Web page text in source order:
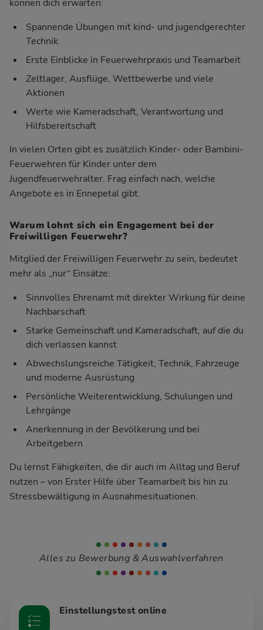
können dich erwarten:
Spannende Übungen mit kind- und jugendgerechter
Technik
Erste Einblicke in Feuerwehrpraxis und Teamarbeit
Zeltlager, Ausflüge, Wettbewerbe und viele
Aktionen
Werte wie Kameradschaft, Verantwortung und
Hilfsbereitschaft
In vielen Orten gibt es zusätzlich Kinder- oder Bambini-
Feuerwehren für Kinder unter dem
Jugendfeuerwehralter. Frag einfach nach, welche
Angebote es in Ennepetal gibt.
Warum lohnt sich ein Engagement bei der
Freiwilligen Feuerwehr?
Mitglied der Freiwilligen Feuerwehr zu sein, bedeutet
mehr als „nur“ Einsätze:
Sinnvolles Ehrenamt mit direkter Wirkung für deine
Nachbarschaft
Starke Gemeinschaft und Kameradschaft, auf die du
dich verlassen kannst
Abwechslungsreiche Tätigkeit, Technik, Fahrzeuge
und moderne Ausrüstung
Persönliche Weiterentwicklung, Schulungen und
Lehrgänge
Anerkennung in der Bevölkerung und bei
Arbeitgebern
Du lernst Fähigkeiten, die dir auch im Alltag und Beruf
nutzen – von Erster Hilfe über Teamarbeit bis hin zu
Stressbewältigung in Ausnahmesituationen.
Alles zu Bewerbung & Auswahlverfahren
Einstellungstest online